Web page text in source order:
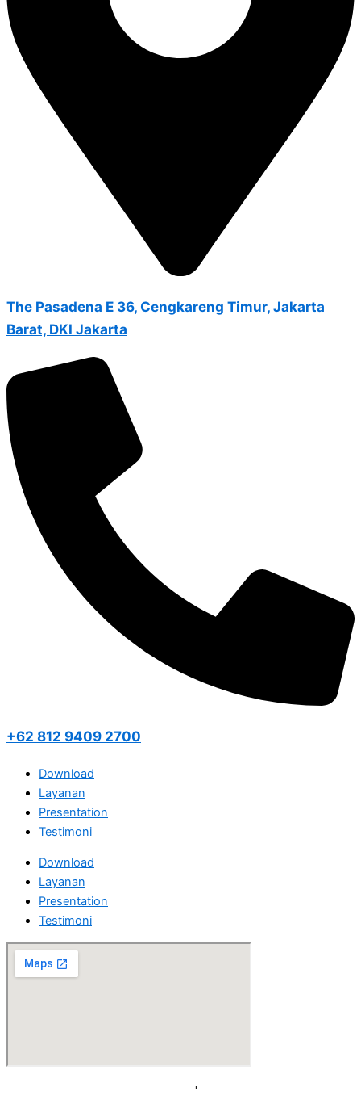
The Pasadena E 36, Cengkareng Timur, Jakarta
Barat, DKI Jakarta
+62 812 9409 2700
Download
Layanan
Presentation
Testimoni
Download
Layanan
Presentation
Testimoni
Copyright © 2025 Akuntanesia.id | All rights reserved